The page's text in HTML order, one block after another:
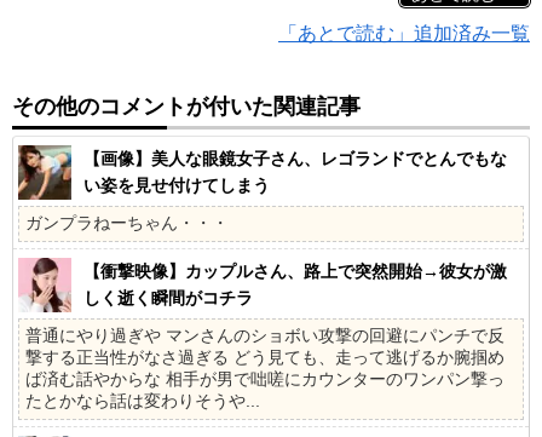
「あとで読む」追加済み一覧
その他のコメントが付いた関連記事
【画像】美人な眼鏡女子さん、レゴランドでとんでもな
い姿を見せ付けてしまう
ガンプラねーちゃん・・・
【衝撃映像】カップルさん、路上で突然開始→彼女が激
しく逝く瞬間がコチラ
普通にやり過ぎや マンさんのショボい攻撃の回避にパンチで反
撃する正当性がなさ過ぎる どう見ても、走って逃げるか腕掴め
ば済む話やからな 相手が男で咄嗟にカウンターのワンパン撃っ
たとかなら話は変わりそうや...